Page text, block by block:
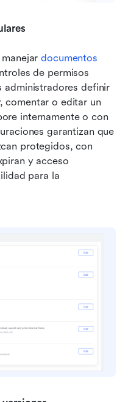
manejar documentos
de permisos
administradores definir
comentar o editar un
internamente o con
garantizan que
protegidos, con
y acceso
para la